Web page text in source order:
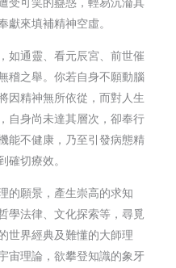
獻來填補精神空虛。
如通靈、看元辰宮、前世催
稽之舉。你若自身不願動腦
因精神無所依從，而對人生
自身尚未達其層次，卻奉行
能不健康，乃至引發病態精
確切療效。
的願景，產生崇高的求知
學法律、文化探索等，尋覓
世界經典及難懂的大師理
宙理論，欲攀登知識的象牙